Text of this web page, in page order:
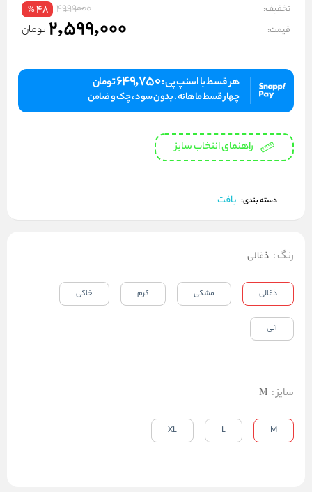
تخفیف: 4999000
48
%
قیمت: 2,599,000 تومان
هر قسط با اسنپ پی :649,750تومان
چهار قسط ماهانه . بدون سود ، چک و ضامن
راهنمای انتخاب سایز
دسته بندی: بافت
رنگ: ذغالی
ذغالی مشکی کرم خاکی
آبی
سایز:
M
M
L
XL